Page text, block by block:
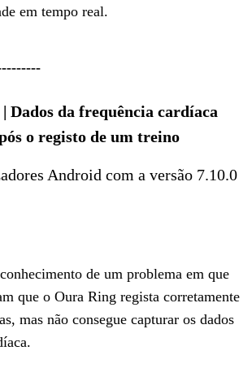
em tempo real.
| Dados da frequência cardíaca
o registo de um treino
Android com a versão 7.10.0
de um problema em que
que o Oura Ring regista corretamente
mas não consegue capturar os dados